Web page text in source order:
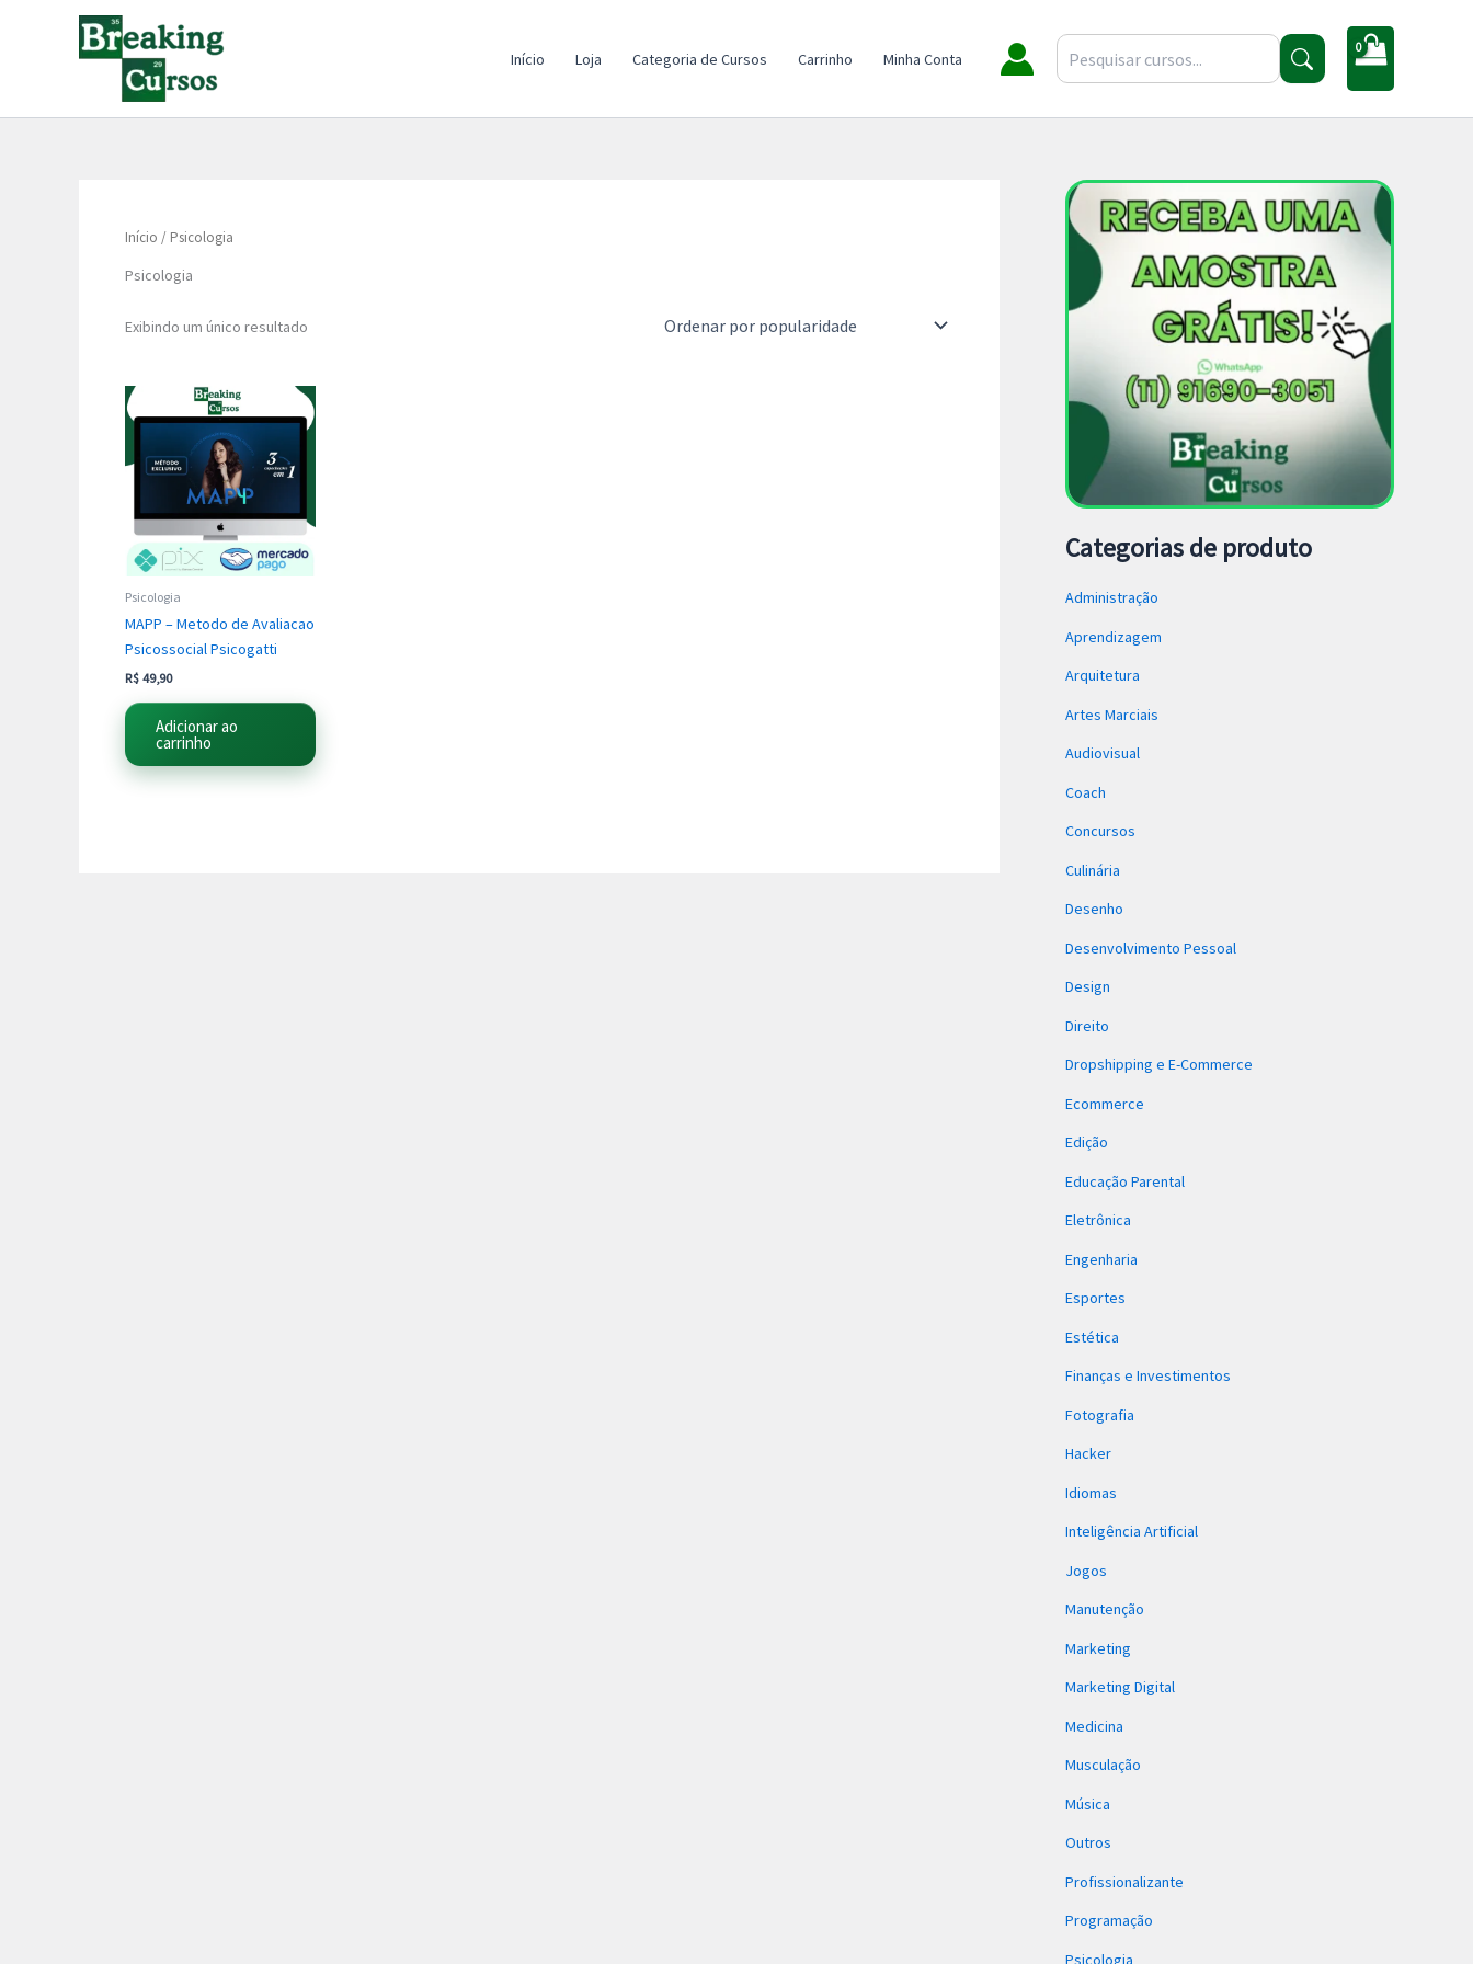
Início Loja Categoria de Cursos Carrinho Minha Conta
Início / Psicologia
Psicologia
Exibindo um único resultado
Psicologia
MAPP – Metodo de Avaliacao
Psicossocial Psicogatti
R$ 49,90
Adicionar ao
carrinho
Categorias de produto
Administração
Aprendizagem
Arquitetura
Artes Marciais
Audiovisual
Coach
Concursos
Culinária
Desenho
Desenvolvimento Pessoal
Design
Direito
Dropshipping e E-Commerce
Ecommerce
Edição
Educação Parental
Eletrônica
Engenharia
Esportes
Estética
Finanças e Investimentos
Fotografia
Hacker
Idiomas
Inteligência Artificial
Jogos
Manutenção
Marketing
Marketing Digital
Medicina
Musculação
Música
Outros
Profissionalizante
Programação
Psicologia